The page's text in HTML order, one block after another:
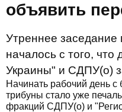
объявить
Утреннее
началось с того, что
Украины" и СДПУ(о)
Начинать рабочий день с
трибуны стало уже
фракций СДПУ(о) и